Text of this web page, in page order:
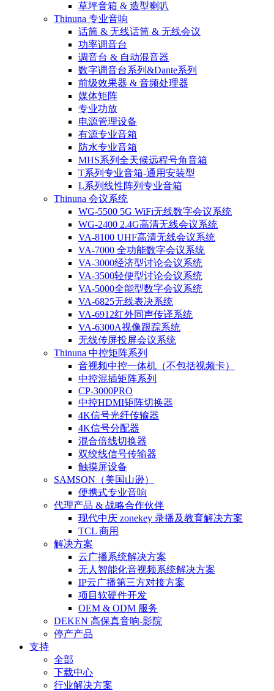
草坪音箱 & 造型喇叭
Thinuna 专业音响
话筒 & 无线话筒 & 无线会议
功率调音台
调音台 & 自动混音器
数字调音台系列&Dante系列
前级效果器 & 音频处理器
媒体矩阵
专业功放
电源管理设备
有源专业音箱
防水专业音箱
MHS系列全天候远程号角音箱
T系列专业音箱-通用安装型
L系列线性阵列专业音箱
Thinuna 会议系统
WG-5500 5G WiFi无线数字会议系统
WG-2400 2.4G高清无线会议系统
VA-8100 UHF高清无线会议系统
VA-7000 全功能数字会议系统
VA-3000经济型讨论会议系统
VA-3500轻便型讨论会议系统
VA-5000全能型数字会议系统
VA-6825无线表决系统
VA-6912红外同声传译系统
VA-6300A视像跟踪系统
无线传屏投屏会议系统
Thinuna 中控矩阵系列
音视频中控一体机（不包括视频卡）
中控混插矩阵系列
CP-3000PRO
中控HDMI矩阵切换器
4K信号光纤传输器
4K信号分配器
混合倍线切换器
双绞线信号传输器
触摸屏设备
SAMSON（美国山逊）
便携式专业音响
代理产品 & 战略合作伙伴
现代中庆 zonekey 录播及教育解决方案
TCL 商用
解决方案
云广播系统解决方案
无人智能化音视频系统解决方案
IP云广播第三方对接方案
项目软硬件开发
OEM & ODM 服务
DEKEN 高保真音响-影院
停产产品
支持
全部
下载中心
行业解决方案